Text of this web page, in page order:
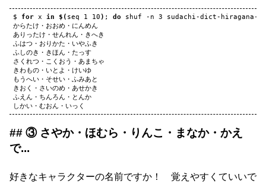
$ for x in $( seq 1 10) ; do shuf -n 3
sudachi-dict-hiragana-
からたけ・おおめ・にんめん
ありったけ・せんれん・きへき
ふはつ・おりかた・いやふき
ふしのき・きほん・たっす
さくれつ・こくおう・あまちゃ
きわもの・いとよ・けいゆ
もうへい・そせい・ふみあと
きおく・さいのめ・あせかき
ふえん・ちんろん・とんか
③ さやか・ほむら・りんこ・まなか・かえ
で...
好きなキャラクターの名前ですか！ 覚えやすくていいで